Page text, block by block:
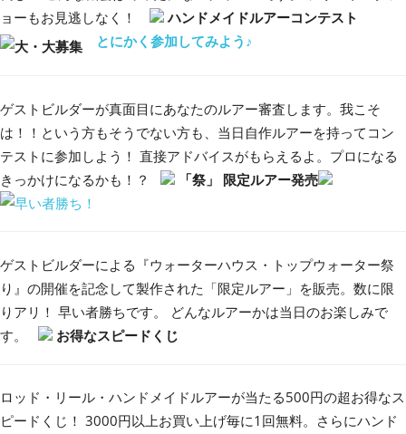
ョーもお見逃しなく！
ハンドメイドルアーコンテスト
とにかく参加してみよう ♪
ゲストビルダーが真面目にあなたのルアー審査します。我こそ
は！！という方もそうでない方も、当日自作ルアーを持ってコン
テストに参加しよう！ 直接アドバイスがもらえるよ。プロになる
きっかけになるかも！？
「祭」 限定ルアー発売
ゲストビルダーによる『ウォーターハウス・トップウォーター祭
り』の開催を記念して製作された「限定ルアー」を販売。数に限
りアリ！ 早い者勝ちです。 どんなルアーかは当日のお楽しみで
す。
お得なスピードくじ
ロッド・リール・ハンドメイドルアーが当たる500円の超お得なス
ピードくじ！ 3000円以上お買い上げ毎に1回無料。さらにハンド